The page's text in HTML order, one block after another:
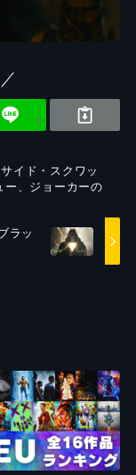
イド・スクワッ
ー、ジョーカーの
ラッ